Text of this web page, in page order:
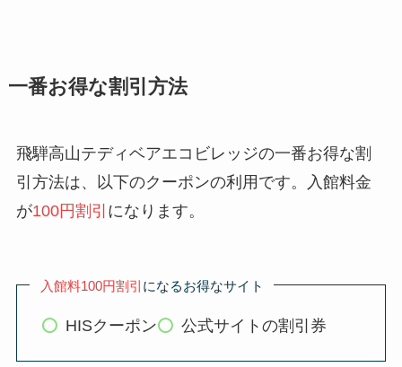
一番お得な割引方法
飛騨高山テディベアエコビレッジの一番お得な割
引方法は、以下のクーポンの利用です。入館料金
が100円割引 になります。
入館料100円割引 になるお得なサイト
HISクーポン 公式サイトの割引券